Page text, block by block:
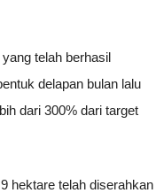
telah berhasil
delapan bulan lalu
dari 300% dari target
hektare telah diserahkan